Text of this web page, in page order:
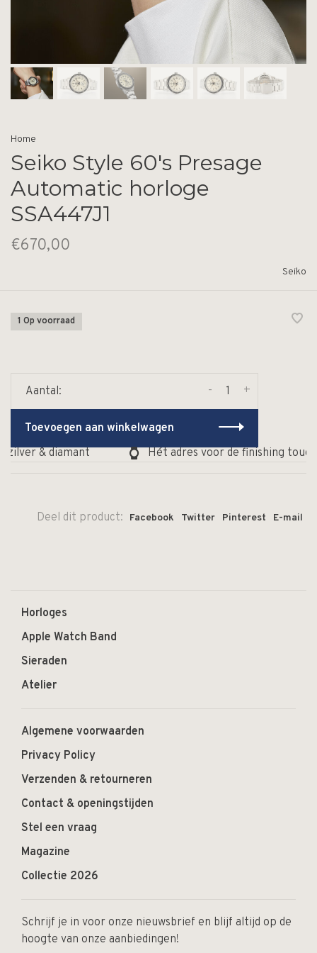
Home
Seiko Style 60's Presage
Automatic horloge
SSA447J1
€670,00
Seiko
1 Op voorraad
Aantal: +
-
Toevoegen aan winkelwagen
& diamant
Hét adres voor de finishing touch
Deel dit product: Facebook Twitter Pinterest E-mail
Horloges
Apple Watch Band
Sieraden
Atelier
Algemene voorwaarden
Privacy Policy
Verzenden & retourneren
Contact & openingstijden
Stel een vraag
Magazine
Collectie 2026
Schrijf je in voor onze nieuwsbrief en blijf altijd op de
hoogte van onze aanbiedingen!